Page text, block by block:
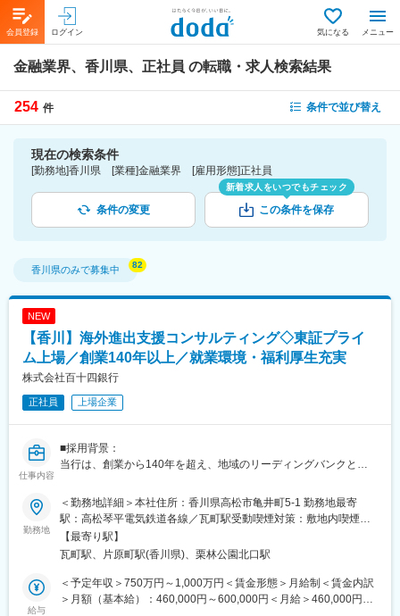
会員登録 ログイン 気になる メニュー
金融業界、香川県、正社員 の転職・求人検索結果
254 件 条件で並び替え
現在の検索条件
[勤務地]香川県 [業種]金融業界 [雇用形態]正社員
条件の変更
新着求人をいつでもチェック
この条件を保存
香川県のみで募集中
NEW
【香川】海外進出支援コンサルティング◇東証プライ
ム上場／創業140年以上／就業環境・福利厚生充実
株式会社百十四銀行
正社員 上場企業
仕事内容
■採用背景：
当行は、創業から140年を超え、地域のリーディングバンクとし
す。
現在は、「長期ビジョン2030」で、総合コンサルティンググルー
プへの進化を掲げています。コンサルティング機能の強化と新事
業領域の探索により、課題解決能力の強化を図るため、キャリア
採用を積極的に実施しています。
■業務概要：
勤務地
＜勤務地詳細＞本社住所：香川県高松市亀井町5-1 勤務地最寄
駅：高松琴平電気鉄道各線／瓦町駅受動喫煙対策：敷地内喫煙可
能場所あり変更の範囲：会社の定める事業所
【最寄り駅】
瓦町駅、片原町駅(香川県)、栗林公園北口駅
給与
＜予定年収＞750万円～1,000万円＜賃金形態＞月給制＜賃金内訳
＞月額（基本給）：460,000円～600,000円＜月給＞460,000円～